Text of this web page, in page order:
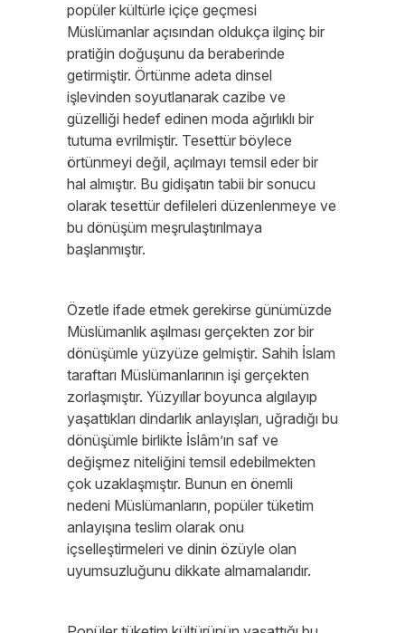
popüler kültürle içiçe geçmesi
Müslümanlar açısından oldukça ilginç bir
pratiğin doğuşunu da beraberinde
getirmiştir. Örtünme adeta dinsel
işlevinden soyutlanarak cazibe ve
güzelliği hedef edinen moda ağırlıklı bir
tutuma evrilmiştir. Tesettür böylece
örtünmeyi değil, açılmayı temsil eder bir
hal almıştır. Bu gidişatın tabii bir sonucu
olarak tesettür defileleri düzenlenmeye ve
bu dönüşüm meşrulaştırılmaya
başlanmıştır.
Özetle ifade etmek gerekirse günümüzde
Müslümanlık aşılması gerçekten zor bir
dönüşümle yüzyüze gelmiştir. Sahih İslam
taraftarı Müslümanlarının işi gerçekten
zorlaşmıştır. Yüzyıllar boyunca algılayıp
yaşattıkları dindarlık anlayışları, uğradığı bu
dönüşümle birlikte İslâm’ın saf ve
değişmez niteliğini temsil edebilmekten
çok uzaklaşmıştır. Bunun en önemli
nedeni Müslümanların, popüler tüketim
anlayışına teslim olarak onu
içselleştirmeleri ve dinin özüyle olan
uyumsuzluğunu dikkate almamalarıdır.